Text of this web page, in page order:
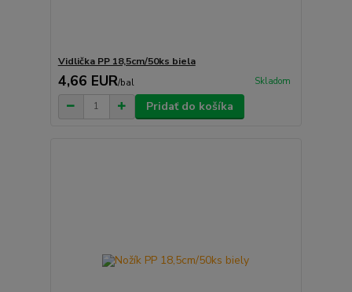
Vidlička PP 18,5cm/50ks biela
4,66 EUR/bal Skladom
Pridať do košíka